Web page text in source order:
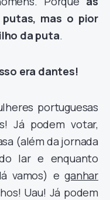
mas o pior
da puta.
era dantes!
portuguesas
Já podem votar,
(além da jornada
lar e enquanto
vamos) eganhar
Uau! Já podem